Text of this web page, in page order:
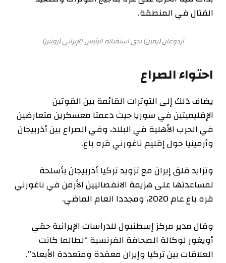
القتال في المنطقة.
أردوغان (يمين) لدى استقباله الرئيس الإيراني (رويترز)
احتواء الصراع
يضاف ذلك إلى التوترات القائمة بين القوتين
الإقليميتين في سوريا حيث دعمتا معسكرين متعارضين
في الحرب الأهلية في البلاد، وفي الصراع بين أذربيجان
وأرمينيا حول إقليم ناغورني قره باغ.
وتزايد قلق إيران مع تزويد تركيا أذربيجان بأسلحة
لمساعدتها على هزيمة الانفصاليين الأرمن في ناغورني
قره باغ عام 2020، ومجددا العام الماضي.
وقال مدير مركز إسطنبول للدراسات الإيرانية حقي
أويغور لوكالة الصحافة الفرنسية “لطالما كانت
العلاقات بين تركيا وإيران معقدة ومتعددة الأبعاد”.